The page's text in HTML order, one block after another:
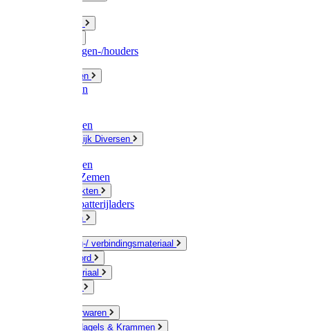
Slangenwagen-/houders
Olie / Vetten
Chemicalien
Plasticzakken
Huishoudelijk Diversen
Zaksluitingen
Sponzen / Zemen
Zeepprodukten
Batterij & batterijladers
Zaklampen
Verpakking-/ verbindingsmateriaal
Touw / Koord
Afdekmateriaal
Kleine ijzerwaren
Spijkers, Nagels & Krammen